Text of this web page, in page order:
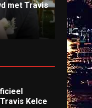
om
Anti-
9
Kelce